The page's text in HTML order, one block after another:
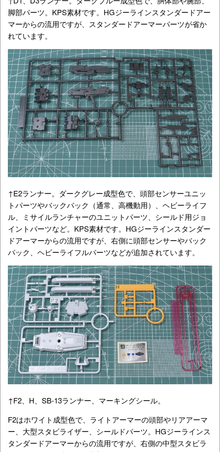
脚部パーツ。KPS素材です。HGジーラインスタンダードアー
マーからの流用ですが、スタンダードアーマーパーツが省か
れています。
↑E2ランナー。ダークグレー成型色で、頭部センサーユニッ
トパーツやバックパック（通常、高機動用）、ヘビーライフ
ル、ミサイルランチャーのユニットパーツ、シールド用ジョ
イントパーツなど。KPS素材です。HGジーラインスタンダー
ドアーマーからの流用ですが、右側に頭部センサーやバック
パック、ヘビーライフルパーツなどが追加されています。
↑F2、H、SB-13ランナー、マーキングシール。
F2はホワイト成型色で、ライトアーマーの頭部やリアアーマ
ー、大型スタビライザー、シールドパーツ。 HGジーラインス
タンダードアーマーからの流用ですが、右側の中型スタビラ